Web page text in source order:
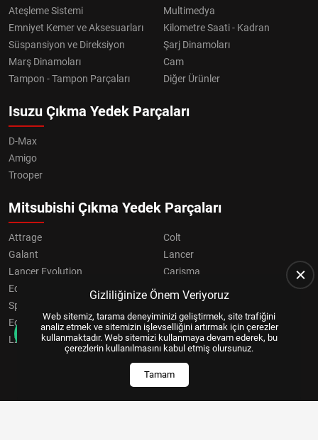
Ateşleme Sistemi
Multimedya
Emniyet Kemer ve Aksesuarları
Kilometre Saati - Kadran
Süspansiyon ve Direksiyon
Şarj Dinamoları
Marş Dinamoları
Cam
Tampon - Tampon Parçaları
Diğer Ürünler
Isuzu Çıkma Yedek Parçaları
D-Max
Amigo
Trooper
Mitsubishi Çıkma Yedek Parçaları
Attrage
Colt
Galant
Lancer
Lancer Evolution
Carisma
Eclipse
Grandis
Space Star
Eclipse Cross
OUTLANDER
L200
Pajero
Gizliliğinize Önem Veriyoruz
Web sitemiz, tarama deneyiminizi geliştirmek, site trafiğini
analiz etmek ve sitemizin işlevselliğini artırmak için çerezler
kullanmaktadır. Web sitemizi kullanmaya devam ederek, bu
çerezlerin kullanılmasını kabul etmiş olursunuz.
Tamam